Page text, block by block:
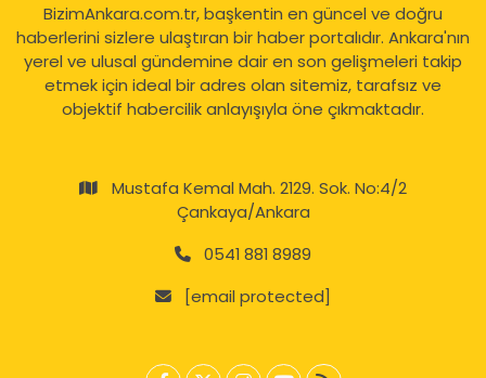
BizimAnkara.com.tr, başkentin en güncel ve doğru
haberlerini sizlere ulaştıran bir haber portalıdır. Ankara'nın
yerel ve ulusal gündemine dair en son gelişmeleri takip
etmek için ideal bir adres olan sitemiz, tarafsız ve
objektif habercilik anlayışıyla öne çıkmaktadır.
Mustafa Kemal Mah. 2129. Sok. No:4/2
Çankaya/Ankara
0541 881 8989
[email protected]